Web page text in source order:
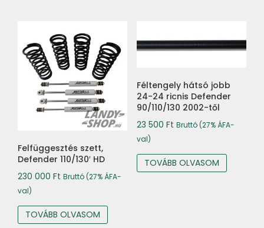
Felfüggesztés szett,
Defender 110/130′ HD
230 000 Ft Bruttó (27% ÁFA-
val)
TOVÁBB OLVASOM
Féltengely hátsó jobb
24-24 ricnis Defender
90/110/130 2002-től
23 500 Ft Bruttó (27% ÁFA-
val)
TOVÁBB OLVASOM